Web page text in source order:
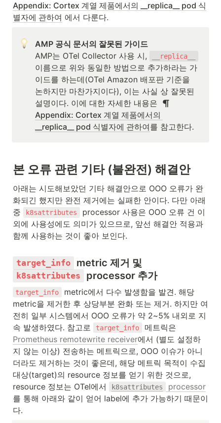
Appendix: Cortex 계열 제품에서의 __replica__ pod 식
별자에 관하여 에서 다룬다.
AMP는 OTel Collector 사용 시,
__replica__
이름으로 위와 동일한 방법으로 추가하라는 가
이드를 하는데(OTel Amazon 배포판 기준을
논하지만 마찬가지이다), 이는 사실 상 잘못된
설명이다. 이에 대한 자세한 내용은
Appendix: Cortex 계열 제품에서의
__replica__ pod 식별자에 관하여를 참고한다.
본 오류 관련 기타 (불완전) 해결안
아래는 시도해보았던 기타 해결안으로 OOO 오류가 완
화되긴 했지만 완전 제거에는 실패한 안이다. 다만 아래
중
k8sattributes
processor 사용은 OOO 오류 건 이
외에 사용성에도 의미가 있으므로, 앞선 해결안 적용과
함께 사용하는 것이 좋아 보인다.
target_info
k8sattributes processor 추가
target_info
metric에서 다수 발생함을 발견. 해당
metric을 제거한 후 상당부분 완화 또는 제거. 하지만 여
전히 일부 시스템에서 OOO 오류가 약 2~5% 내외로 지
속 발생하였다. 참고로
target_info
Prometheus remotewrite receiver에서 (별도 설정하
지 않는 이상) 전송하는 메트릭으로, OOO 이슈가 아니
더라도 제거하는 것이 좋은데, 해당 메트릭 목적이 수집
대상(target)의 resource 정보를 얻기 위한 것으로,
resource 정보는 OTel에서
k8sattributes
processor
를 통해 아래와 같이 얻어 label에 추가 가능하기 때문이
다.